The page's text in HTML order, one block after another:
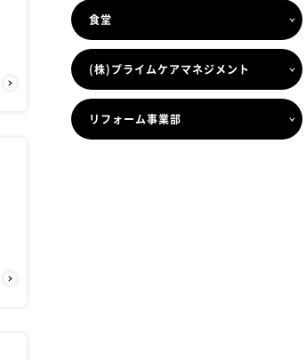
食堂
(株)プライムケアマネジメント
リフォーム事業部